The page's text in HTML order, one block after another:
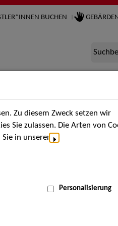
BUCHEN
Termine
MENÜ
Zu diesem Zweck setzen wir
Sie zulassen. Die Arten von
in unserer
Personalisierung